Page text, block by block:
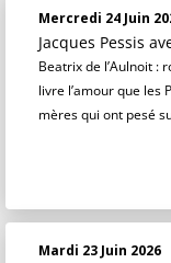
Mercredi 24 Juin
Jacques Pessis
Beatrix de l’Aulnoit :
livre l’amour que les
mères qui ont pesé
Mardi 23 Juin 2026